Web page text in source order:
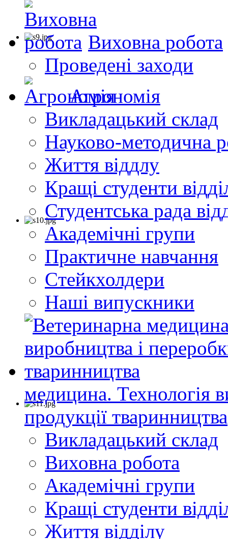
Виховна робота
Проведені заходи
Агрономія
Викладацький склад
Науково-методична
Життя віддлу
Кращі студенти
Студентська рада
Академічні групи
Практичне навчання
Cтейкхолдери
Наші випускники
медицина. Технологія
продукції тваринництва
Викладацький склад
Виховна робота
Академічні групи
Кращі студенти
Життя відділу